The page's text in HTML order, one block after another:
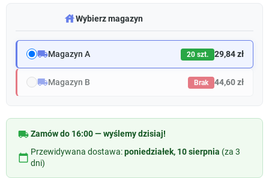
warehouseWybierz magazyn
local_shippingMagazyn A 20 szt. 29,84 zł
local_shippingMagazyn B Brak 44,60 zł
local_shippingZamów do 16:00 — wyślemy dzisiaj!
calendar_today
Przewidywana dostawa:poniedziałek, 10 sierpnia (za 3
dni)